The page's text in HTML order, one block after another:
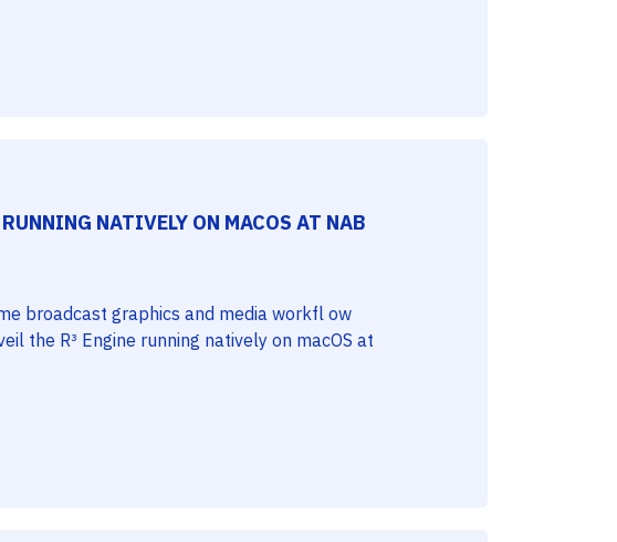
NATIVELY ON MACOS AT NAB
broadcast graphics and media workfl ow
the R³ Engine running natively on macOS at